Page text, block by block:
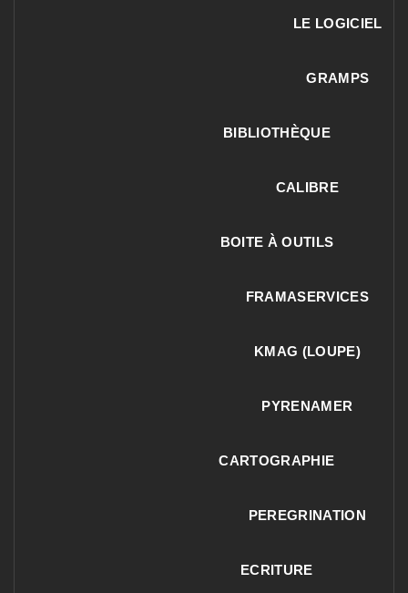
LE LOGICIEL
GRAMPS
BIBLIOTHÈQUE
CALIBRE
BOITE À OUTILS
FRAMASERVICES
KMAG (LOUPE)
PYRENAMER
CARTOGRAPHIE
PEREGRINATION
ECRITURE